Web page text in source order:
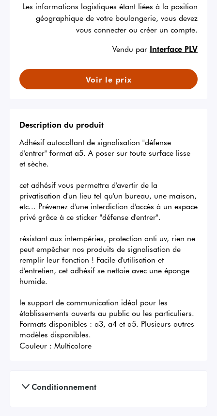
Les informations logistiques étant liées à la position
géographique de votre boulangerie, vous devez
vous connecter ou créer un compte.
Vendu par Interface PLV
Voir le prix
Description du produit
Adhésif autocollant de signalisation "défense
d'entrer" format a5. A poser sur toute surface lisse
et sèche.
cet adhésif vous permettra d'avertir de la
privatisation d'un lieu tel qu'un bureau, une maison,
etc... Prévenez d'une interdiction d'accès à un espace
privé grâce à ce sticker "défense d'entrer".
résistant aux intempéries, protection anti uv, rien ne
peut empêcher nos produits de signalisation de
remplir leur fonction ! Facile d'utilisation et
d'entretien, cet adhésif se nettoie avec une éponge
humide.
le support de communication idéal pour les
établissements ouverts au public ou les particuliers.
Formats disponibles : a3, a4 et a5. Plusieurs autres
modèles disponibles.
Couleur : Multicolore
Conditionnement